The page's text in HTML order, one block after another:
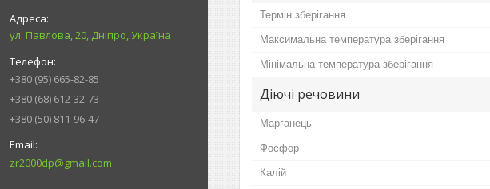
ул. Павлова, 20, Дніпро, Україна
+380 (95) 665-82-85
+380 (68) 612-32-73
+380 (50) 811-96-47
zr2000dp@gmail.com
Термін зберігання
Максимальна температура зберігання
Мінімальна температура зберігання
Діючі речовини
Марганець
Фосфор
Калій